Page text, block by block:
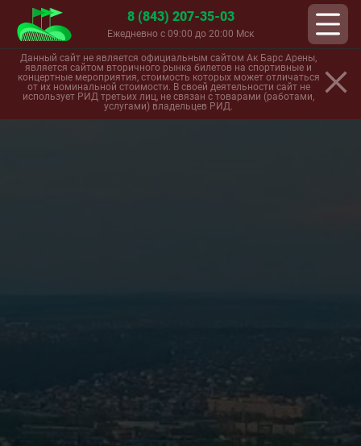
8 (843) 207-35-03
Ежедневно с 09:00 до 20:00 Мск
Данный сайт не является официальным сайтом Ак Барс Арены,
является сайтом вторичного рынка билетов на спортивные и
концертные мероприятия, стоимость которых может отличаться
от их номинальной стоимости. В своей деятельности сайт не
использует РИД третьих лиц, не связан с товарами (работами,
услугами) владельцев РИД.